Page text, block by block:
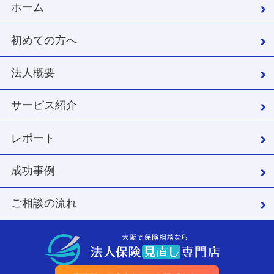
ホーム
初めての方へ
法人概要
サービス紹介
レポート
成功事例
ご相談の流れ